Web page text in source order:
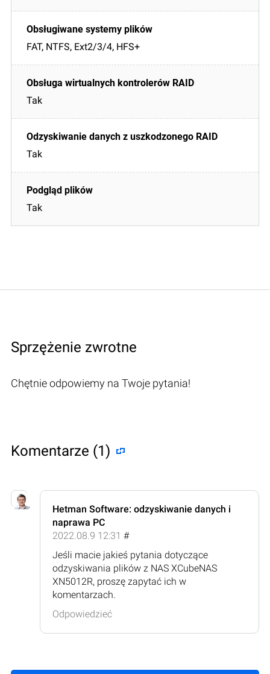
FAT, NTFS, Ext2/3/4, HFS+
Tak
Tak
Tak
Sprzężenie zwrotne
Chętnie odpowiemy na Twoje pytania!
Komentarze (1)
Hetman Software: odzyskiwanie danych i
naprawa PC
2022.08.9 12:31 #
Jeśli macie jakieś pytania dotyczące
odzyskiwania plików z NAS XCubeNAS
XN5012R, proszę zapytać ich w
komentarzach.
Odpowiedzieć